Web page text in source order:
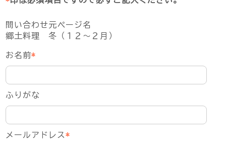
問い合わせ元ページ名
郷土料理 冬（１２～２月）
お名前*
ふりがな
メールアドレス*